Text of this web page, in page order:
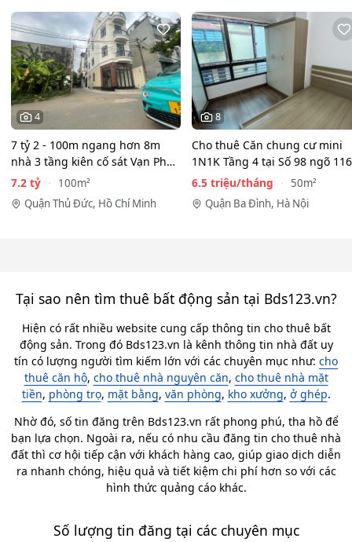
4
7 tỷ 2 - 100m ngang hơn 8m
nhà 3 tầng kiên cố sát Vạn Phúc
City - HẺM XE HƠI…
7.2 tỷ
100m²
Quận Thủ Đức, Hồ Chí Minh
8
Cho thuê Căn chung cư mini
1N1K Tầng 4 tại Số 98 ngõ 116
Phan Kế Bính, Ba Đình.…
6.5 triệu/tháng
50m²
Quận Ba Đình, Hà Nội
Tại sao nên tìm thuê bất động sản tại Bds123.vn?
Hiện có rất nhiều website cung cấp thông tin cho thuê bất
động sản. Trong đó Bds123.vn là kênh thông tin nhà đất uy
tín có lượng người tìm kiếm lớn với các chuyên mục như: cho
thuê căn hộ, cho thuê nhà nguyên căn, cho thuê nhà mặt
tiền, phòng trọ, mặt bằng, văn phòng, kho xưởng, ở ghép.
Nhờ đó, số tin đăng trên Bds123.vn rất phong phú, tha hồ để
bạn lựa chọn. Ngoài ra, nếu có nhu cầu đăng tin cho thuê nhà
đất thì cơ hội tiếp cận với khách hàng cao, giúp giao dịch diễn
ra nhanh chóng, hiệu quả và tiết kiệm chi phí hơn so với các
hình thức quảng cáo khác.
Số lượng tin đăng tại các chuyên mục